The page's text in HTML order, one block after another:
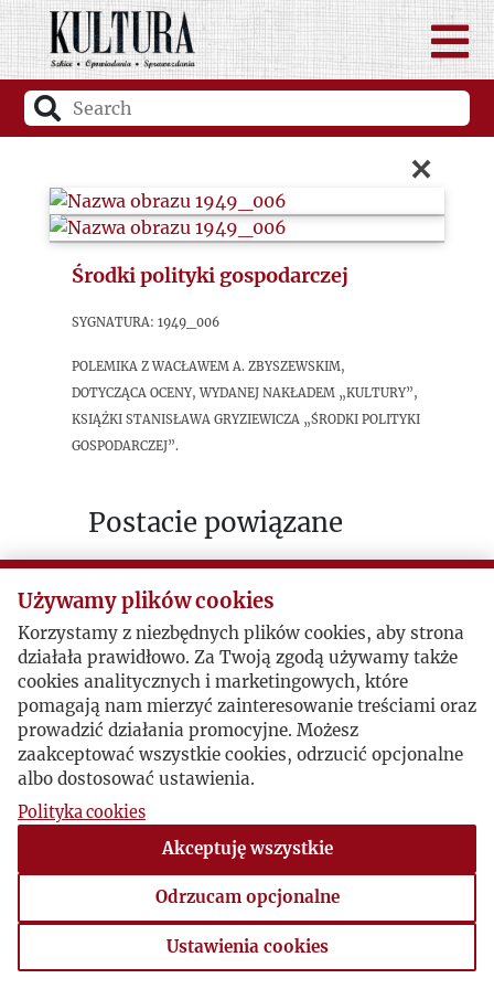
×
Środki polityki gospodarczej
sygnatura: 1949_006
Polemika z Wacławem A. Zbyszewskim,
dotycząca oceny, wydanej nakładem „Kultury”,
książki Stanisława Gryziewicza „Środki polityki
gospodarczej”.
Postacie powiązane
Inne:Wacław Alfred Zbyszewski
Inne:Stanisław Gryziewicz
Autor publikacji:Janusz Rakowski
Używamy plików cookies
Korzystamy z niezbędnych plików cookies, aby strona
działała prawidłowo. Za Twoją zgodą używamy także
cookies analitycznych i marketingowych, które
pomagają nam mierzyć zainteresowanie treściami oraz
prowadzić działania promocyjne. Możesz
zaakceptować wszystkie cookies, odrzucić opcjonalne
albo dostosować ustawienia.
Polityka cookies
Akceptuję wszystkie
Odrzucam opcjonalne
Ustawienia cookies
Ustawienia cookies